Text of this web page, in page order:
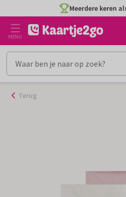
naar
inhoud
Meerdere keren
MENU
Terug